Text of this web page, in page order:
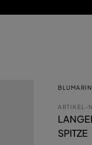
ARTIKEL-
SPITZE